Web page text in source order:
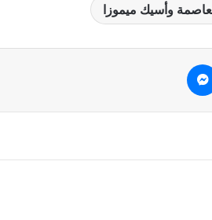
وأسيك ميموزا